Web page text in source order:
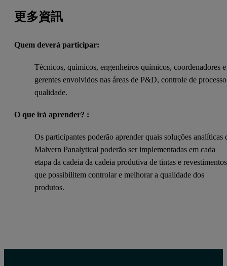
更多資訊
Quem deverá participar:
Técnicos, químicos, engenheiros químicos, coordenadores e
gerentes envolvidos nas áreas de P&D, controle de
qualidade.
O que irá aprender? :
Os participantes poderão aprender quais soluções analíticas
Malvern Panalytical poderão ser implementadas em cada
etapa da cadeia da cadeia produtiva de tintas e revestimentos
que possibilitem controlar e melhorar a qualidade dos
produtos.